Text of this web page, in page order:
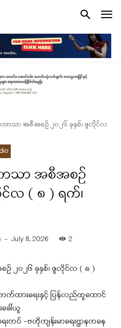
ာဘာသာ အစီအစဉ် ၂၀၂၆ ခုနှစ်၊ ဇူလိုင်လ
ဘာသာ အစီအစဉ်
လ ( ၈ ) ရက်၊
- July 8, 2026 2
ဉ် ၂၀၂၆ ခုနှစ်၊ ဇူလိုင်လ ( ၈ )
ောက်ထားရေးနှင့် ပြန်လည်ထူထောင်
ေါ်ယူ
တပ် -ဗဟိုကျန်းမာရေးဌာနကနေ